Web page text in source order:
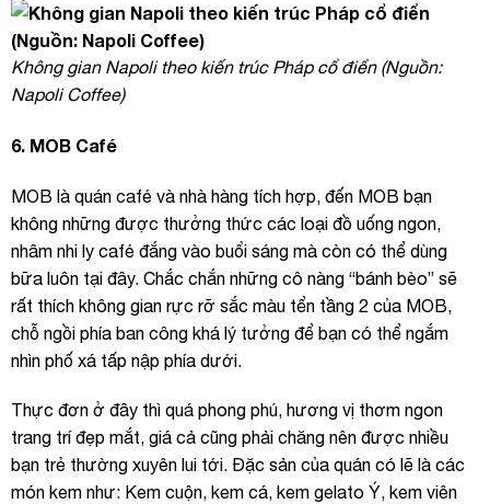
Không gian Napoli theo kiến trúc Pháp cổ điển (Nguồn:
Napoli Coffee)
6. MOB Café
MOB là quán café và nhà hàng tích hợp, đến MOB bạn
không những được thưởng thức các loại đồ uống ngon,
nhâm nhi ly café đắng vào buổi sáng mà còn có thể dùng
bữa luôn tại đây. Chắc chắn những cô nàng “bánh bèo” sẽ
rất thích không gian rực rỡ sắc màu tển tầng 2 của MOB,
chỗ ngồi phía ban công khá lý tưởng để bạn có thể ngắm
nhìn phố xá tấp nập phía dưới.
Thực đơn ở đây thì quá phong phú, hương vị thơm ngon
trang trí đẹp mắt, giá cả cũng phải chăng nên được nhiều
bạn trẻ thường xuyên lui tới. Đặc sản của quán có lẽ là các
món kem như: Kem cuộn, kem cá, kem gelato Ý, kem viên